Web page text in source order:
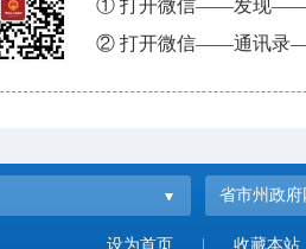
① 打开微信——发现——
② 打开微信——通讯录
省市州政府
设为首页 收藏本站